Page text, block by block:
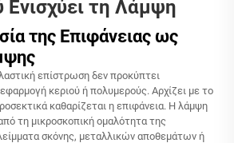
Ενισχύει τη Λάμψη
της Επιφάνειας ως
επίστρωση δεν προκύπτει
κεριού ή πολυμερούς. Αρχίζει με το
καθαρίζεται η επιφάνεια. Η λάμψη
τη μικροσκοπική ομαλότητα της
σκόνης, μεταλλικών αποθεμάτων ή